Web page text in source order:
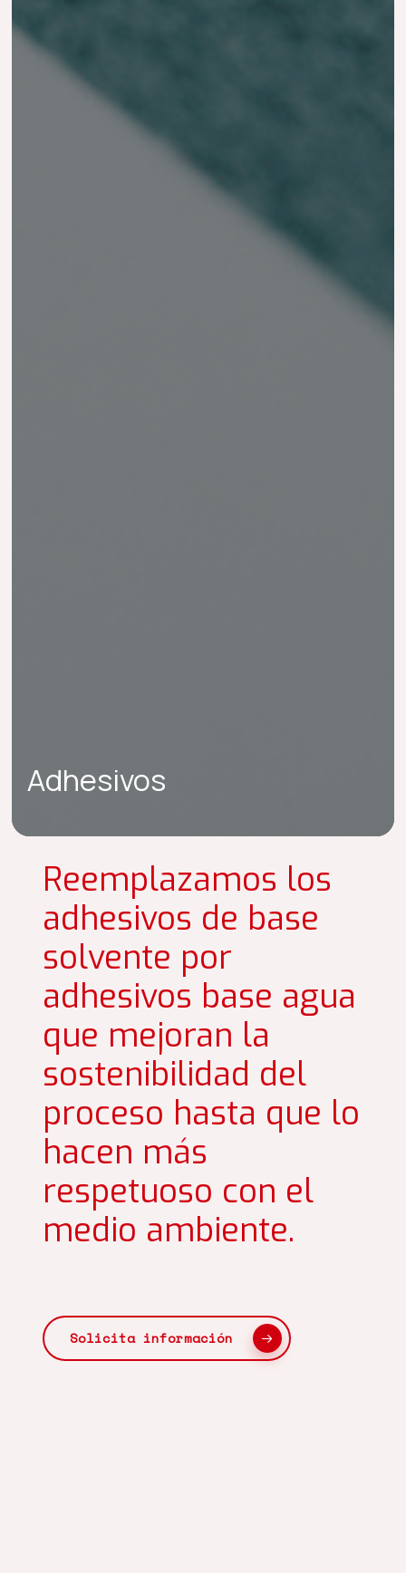
Adhesivos
Reemplazamos los
adhesivos de base
solvente por
adhesivos base agua
que mejoran la
sostenibilidad del
proceso hasta que lo
hacen más
respetuoso con el
medio ambiente.
Solicita información